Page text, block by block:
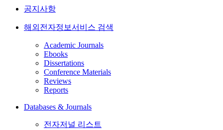
공지사항
해외전자정보서비스 검색
Academic Journals
Ebooks
Dissertations
Conference Materials
Reviews
Reports
Databases & Journals
전자저널 리스트